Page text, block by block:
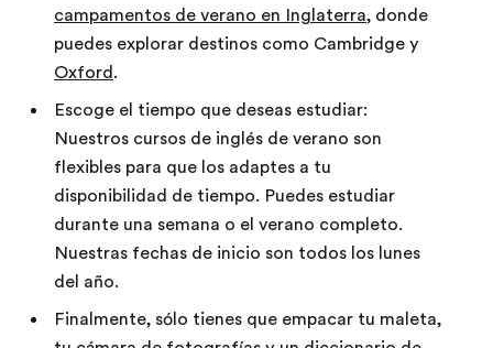
campamentos de verano en Inglaterra, donde
puedes explorar destinos como Cambridge y
Oxford .
Escoge el tiempo que deseas estudiar:
Nuestros cursos de inglés de verano son
flexibles para que los adaptes a tu
disponibilidad de tiempo. Puedes estudiar
durante una semana o el verano completo.
Nuestras fechas de inicio son todos los lunes
del año.
Finalmente, sólo tienes que empacar tu maleta,